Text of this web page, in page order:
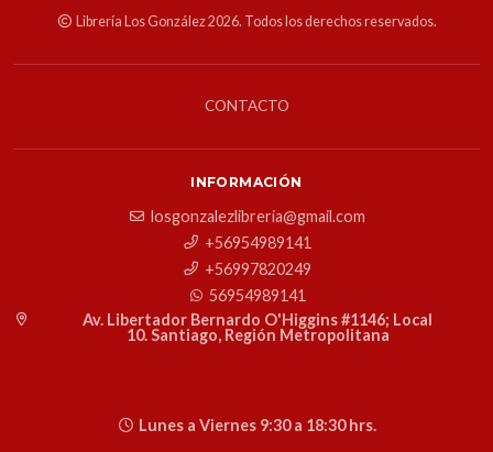
Librería Los González 2026. Todos los derechos reservados.
CONTACTO
INFORMACIÓN
losgonzalezlibreria@gmail.com
+56954989141
+56997820249
56954989141
Av. Libertador Bernardo O'Higgins #1146; Local
10. Santiago, Región Metropolitana
Lunes a Viernes 9:30 a 18:30 hrs.